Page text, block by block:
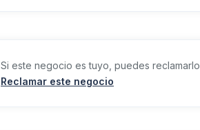
Si este negocio es tuyo, puedes reclamarlo
Reclamar este negocio